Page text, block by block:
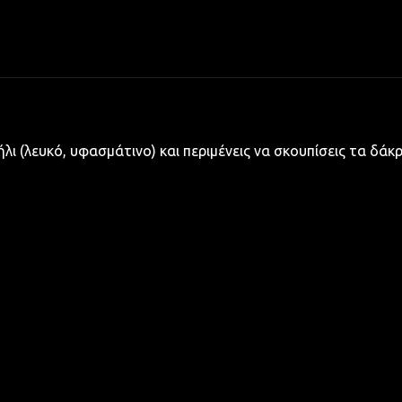
(λευκό, υφασμάτινο) και περιμένεις να σκουπίσεις τα